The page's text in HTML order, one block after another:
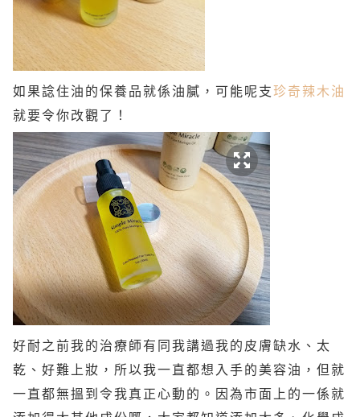
如果諗住油的保養品就係油膩，可能呢支珍奇辣木油
就要令你改觀了！
好耐之前我的治療師有同我講過我的皮膚缺水、太
乾、好難上妝，所以我一直都想入手的美容油，但就
一直都無搵到令我真正心動的。因為市面上的一係就